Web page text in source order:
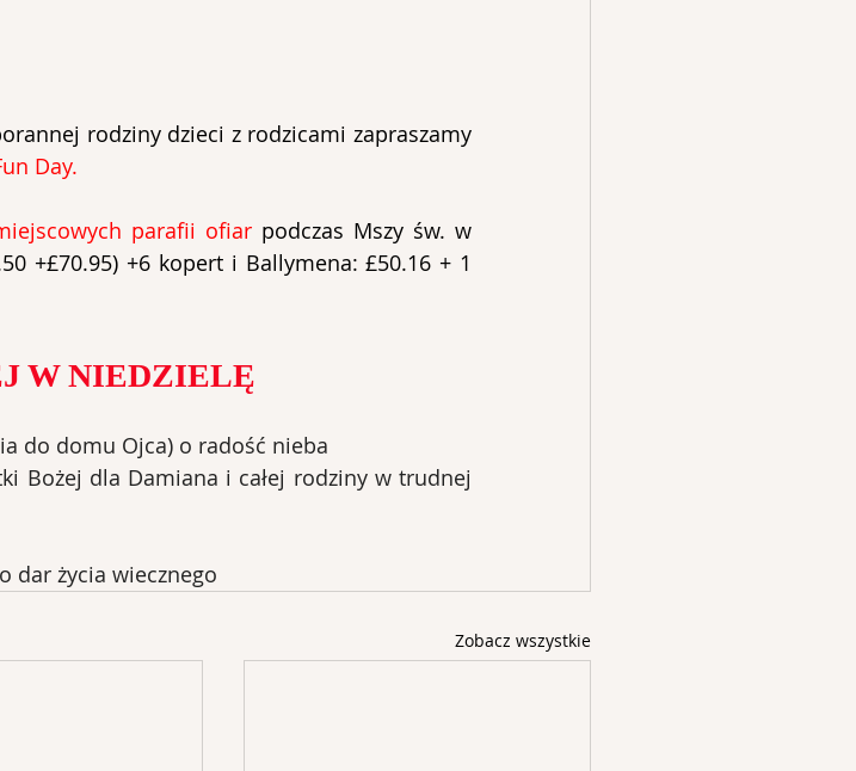
rodziny dzieci z rodzicami zapraszamy
Day.
parafii ofiar podczas Mszy św. w
+£70.95) +6 kopert i Ballymena: £50.16 + 1
W NIEDZIELĘ
do domu Ojca) o radość nieba
Bożej dla Damiana i całej rodziny w trudnej
dar życia wiecznego
Zobacz wszystkie